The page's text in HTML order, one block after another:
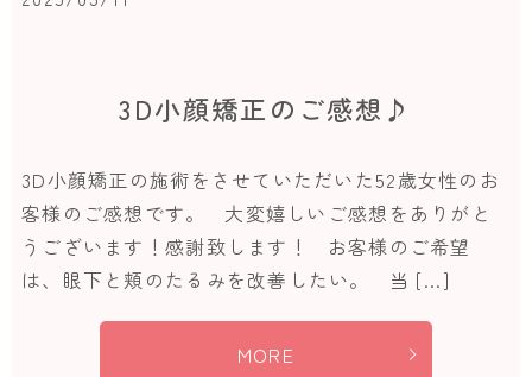
3D小顔矯正のご感想♪
3D小顔矯正の施術をさせていただいた52歳女性のお
客様のご感想です。 大変嬉しいご感想をありがと
うございます！感謝致します！ お客様のご希望
は、眼下と頬のたるみを改善したい。 当 […]
MORE